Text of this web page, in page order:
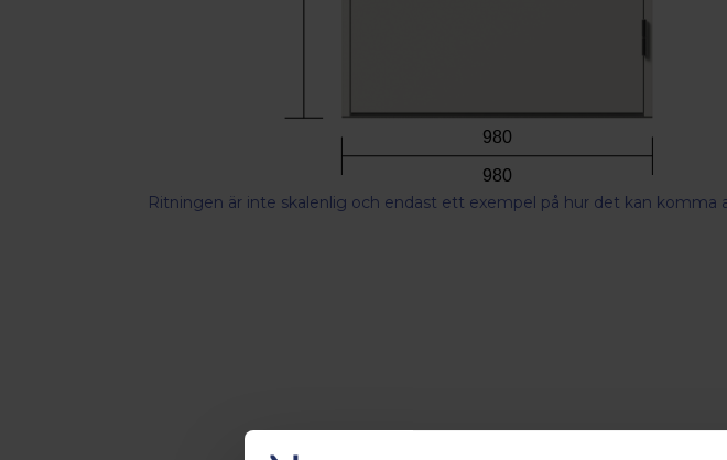
980
980
Ritningen är inte skalenlig och endast ett exempel på hur det kan komma